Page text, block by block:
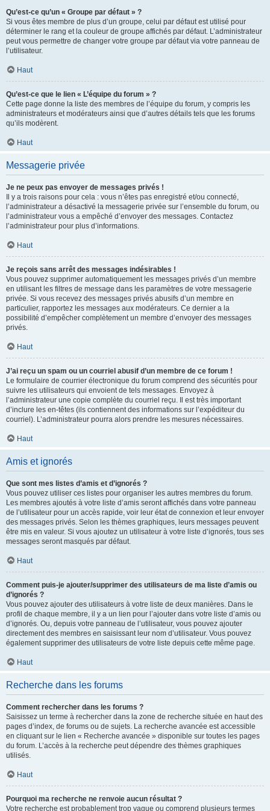
Qu’est-ce qu’un « Groupe par défaut » ?
Si vous êtes membre de plus d’un groupe, celui par défaut est utilisé pour
déterminer le rang et la couleur de groupe affichés par défaut. L’administrateur
peut vous permettre de changer votre groupe par défaut via votre panneau de
l’utilisateur.
Haut
Qu’est-ce que le lien « L’équipe du forum » ?
Cette page donne la liste des membres de l’équipe du forum, y compris les
administrateurs et modérateurs ainsi que d’autres détails tels que les forums
qu’ils modèrent.
Haut
Messagerie privée
Je ne peux pas envoyer de messages privés !
Il y a trois raisons pour cela : vous n’êtes pas enregistré et/ou connecté,
l’administrateur a désactivé la messagerie privée sur l’ensemble du forum, ou
l’administrateur vous a empêché d’envoyer des messages. Contactez
l’administrateur pour plus d’informations.
Haut
Je reçois sans arrêt des messages indésirables !
Vous pouvez supprimer automatiquement les messages privés d’un membre
en utilisant les filtres de message dans les paramètres de votre messagerie
privée. Si vous recevez des messages privés abusifs d’un membre en
particulier, rapportez les messages aux modérateurs. Ce dernier a la
possibilité d’empêcher complètement un membre d’envoyer des messages
privés.
Haut
J’ai reçu un spam ou un courriel abusif d’un membre de ce forum !
Le formulaire de courrier électronique du forum comprend des sécurités pour
suivre les utilisateurs qui envoient de tels messages. Envoyez à
l’administrateur une copie complète du courriel reçu. Il est très important
d’inclure les en-têtes (ils contiennent des informations sur l’expéditeur du
courriel). L’administrateur pourra alors prendre les mesures nécessaires.
Haut
Amis et ignorés
Que sont mes listes d’amis et d’ignorés ?
Vous pouvez utiliser ces listes pour organiser les autres membres du forum.
Les membres ajoutés à votre liste d’amis seront affichés dans votre panneau
de l’utilisateur pour un accès rapide, voir leur état de connexion et leur envoyer
des messages privés. Selon les thèmes graphiques, leurs messages peuvent
être mis en valeur. Si vous ajoutez un utilisateur à votre liste d’ignorés, tous ses
messages seront masqués par défaut.
Haut
Comment puis-je ajouter/supprimer des utilisateurs de ma liste d’amis ou
d’ignorés ?
Vous pouvez ajouter des utilisateurs à votre liste de deux manières. Dans le
profil de chaque membre, il y a un lien pour l’ajouter dans votre liste d’amis ou
d’ignorés. Ou, depuis votre panneau de l’utilisateur, vous pouvez ajouter
directement des membres en saisissant leur nom d’utilisateur. Vous pouvez
également supprimer des utilisateurs de votre liste depuis cette même page.
Haut
Recherche dans les forums
Comment rechercher dans les forums ?
Saisissez un terme à rechercher dans la zone de recherche située en haut des
pages d’index, de forums ou de sujets. La recherche avancée est accessible
en cliquant sur le lien « Recherche avancée » disponible sur toutes les pages
du forum. L’accès à la recherche peut dépendre des thèmes graphiques
utilisés.
Haut
Pourquoi ma recherche ne renvoie aucun résultat ?
Votre recherche est probablement trop vague ou comprend plusieurs termes